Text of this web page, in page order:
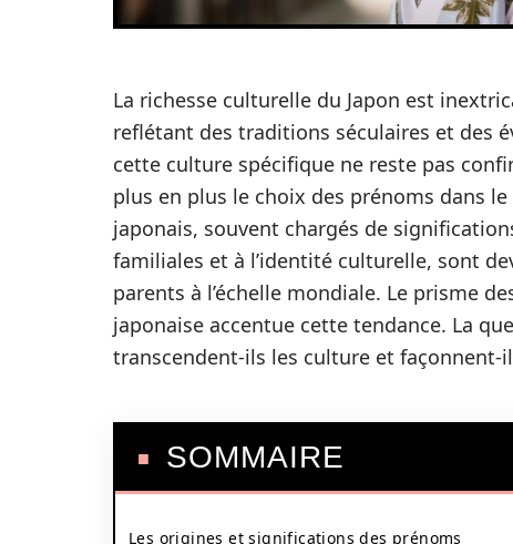
La richesse culturelle du Japon est
reflétant des traditions séculaires et des
cette culture spécifique ne reste pas
plus en plus le choix des prénoms dans
japonais, souvent chargés de
familiales et à l’identité culturelle, sont
parents à l’échelle mondiale. Le prisme
japonaise accentue cette tendance. La
transcendent-ils les culture et façonnent-
SOMMAIRE
Les origines et significations des prénoms